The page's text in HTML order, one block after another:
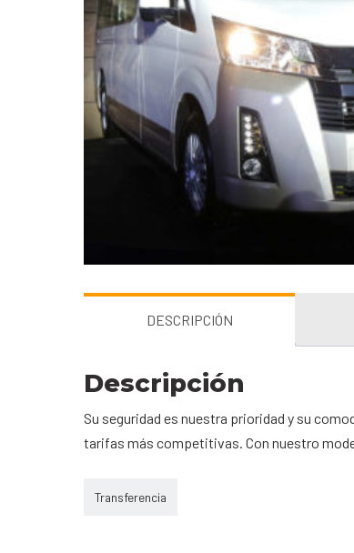
DESCRIPCIÓN
Descripción
Su seguridad es nuestra prioridad y su
tarifas más competitivas. Con nuestro
Transferencia